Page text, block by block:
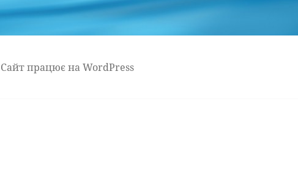
Сайт працює на WordPress